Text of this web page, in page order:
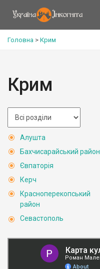
Головна > Крим
Крим
Алушта
Бахчисарайський район
Євпаторія
Керч
Красноперекопський
район
Севастополь